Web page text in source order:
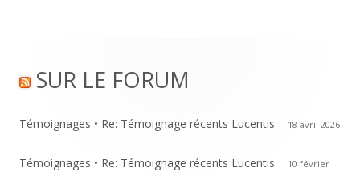
Content
SUR LE FORUM
Témoignages • Re: Témoignage récents Lucentis 18 avril 2026
Témoignages • Re: Témoignage récents Lucentis
10 février